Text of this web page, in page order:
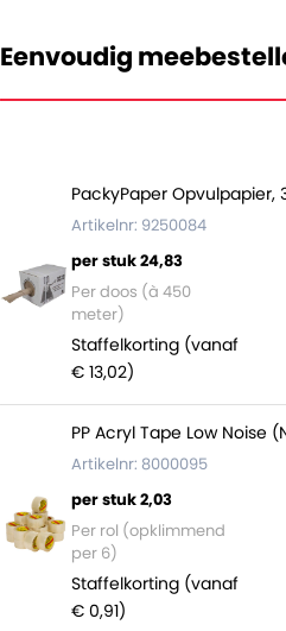
Eenvoudig
PackyPaper
Artikelnr: 9250084
per stuk 24,83
Per doos (à 450
meter)
Staffelkorting (vanaf
€ 13,02)
PP Acryl Tape Low Noise
Artikelnr: 8000095
per stuk 2,03
Per rol (opklimmend
per 6)
Staffelkorting (vanaf
€ 0,91)